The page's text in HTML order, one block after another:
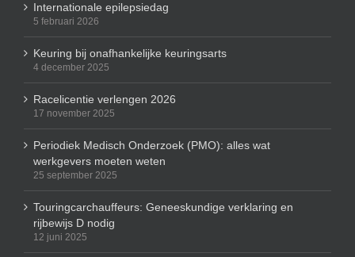
Internationale epilepsiedag
5 februari 2026
Keuring bij onafhankelijke keuringsarts
4 december 2025
Racelicentie verlengen 2026
17 november 2025
Periodiek Medisch Onderzoek (PMO): alles wat
werkgevers moeten weten
25 september 2025
Touringcarchauffeurs: Geneeskundige verklaring en
rijbewijs D nodig
12 juni 2025